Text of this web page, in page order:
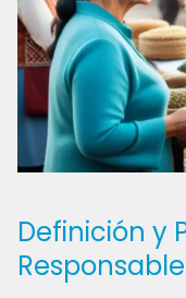
Definición y
Responsable